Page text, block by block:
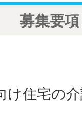
募集要項
け住宅の